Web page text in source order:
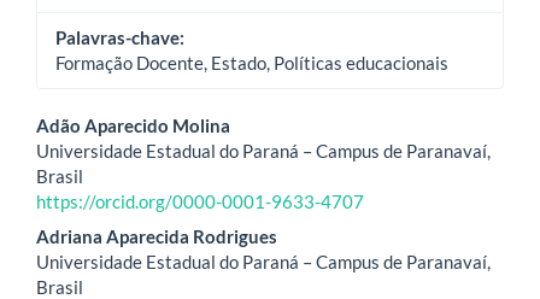
Palavras-chave:
Formação Docente, Estado, Políticas educacionais
Conteúdo
do
artigo
principal
Adão Aparecido Molina
Universidade Estadual do Paraná – Campus de Paranavaí,
Brasil
https://orcid.org/0000-0001-9633-4707
Adriana Aparecida Rodrigues
Universidade Estadual do Paraná – Campus de Paranavaí,
Brasil